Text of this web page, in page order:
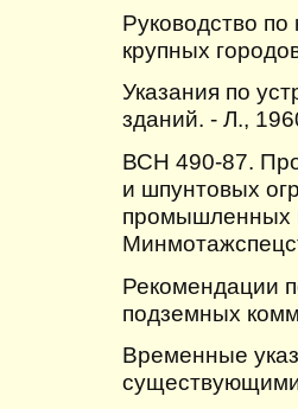
Руководство
крупных
Указания по
зданий. - Л.,
ВСН 490-87.
и шпунтовых
промышленных
Рекомендации
подземных
Временные